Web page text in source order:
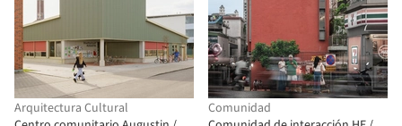
Arquitectura Cultural
Comunidad